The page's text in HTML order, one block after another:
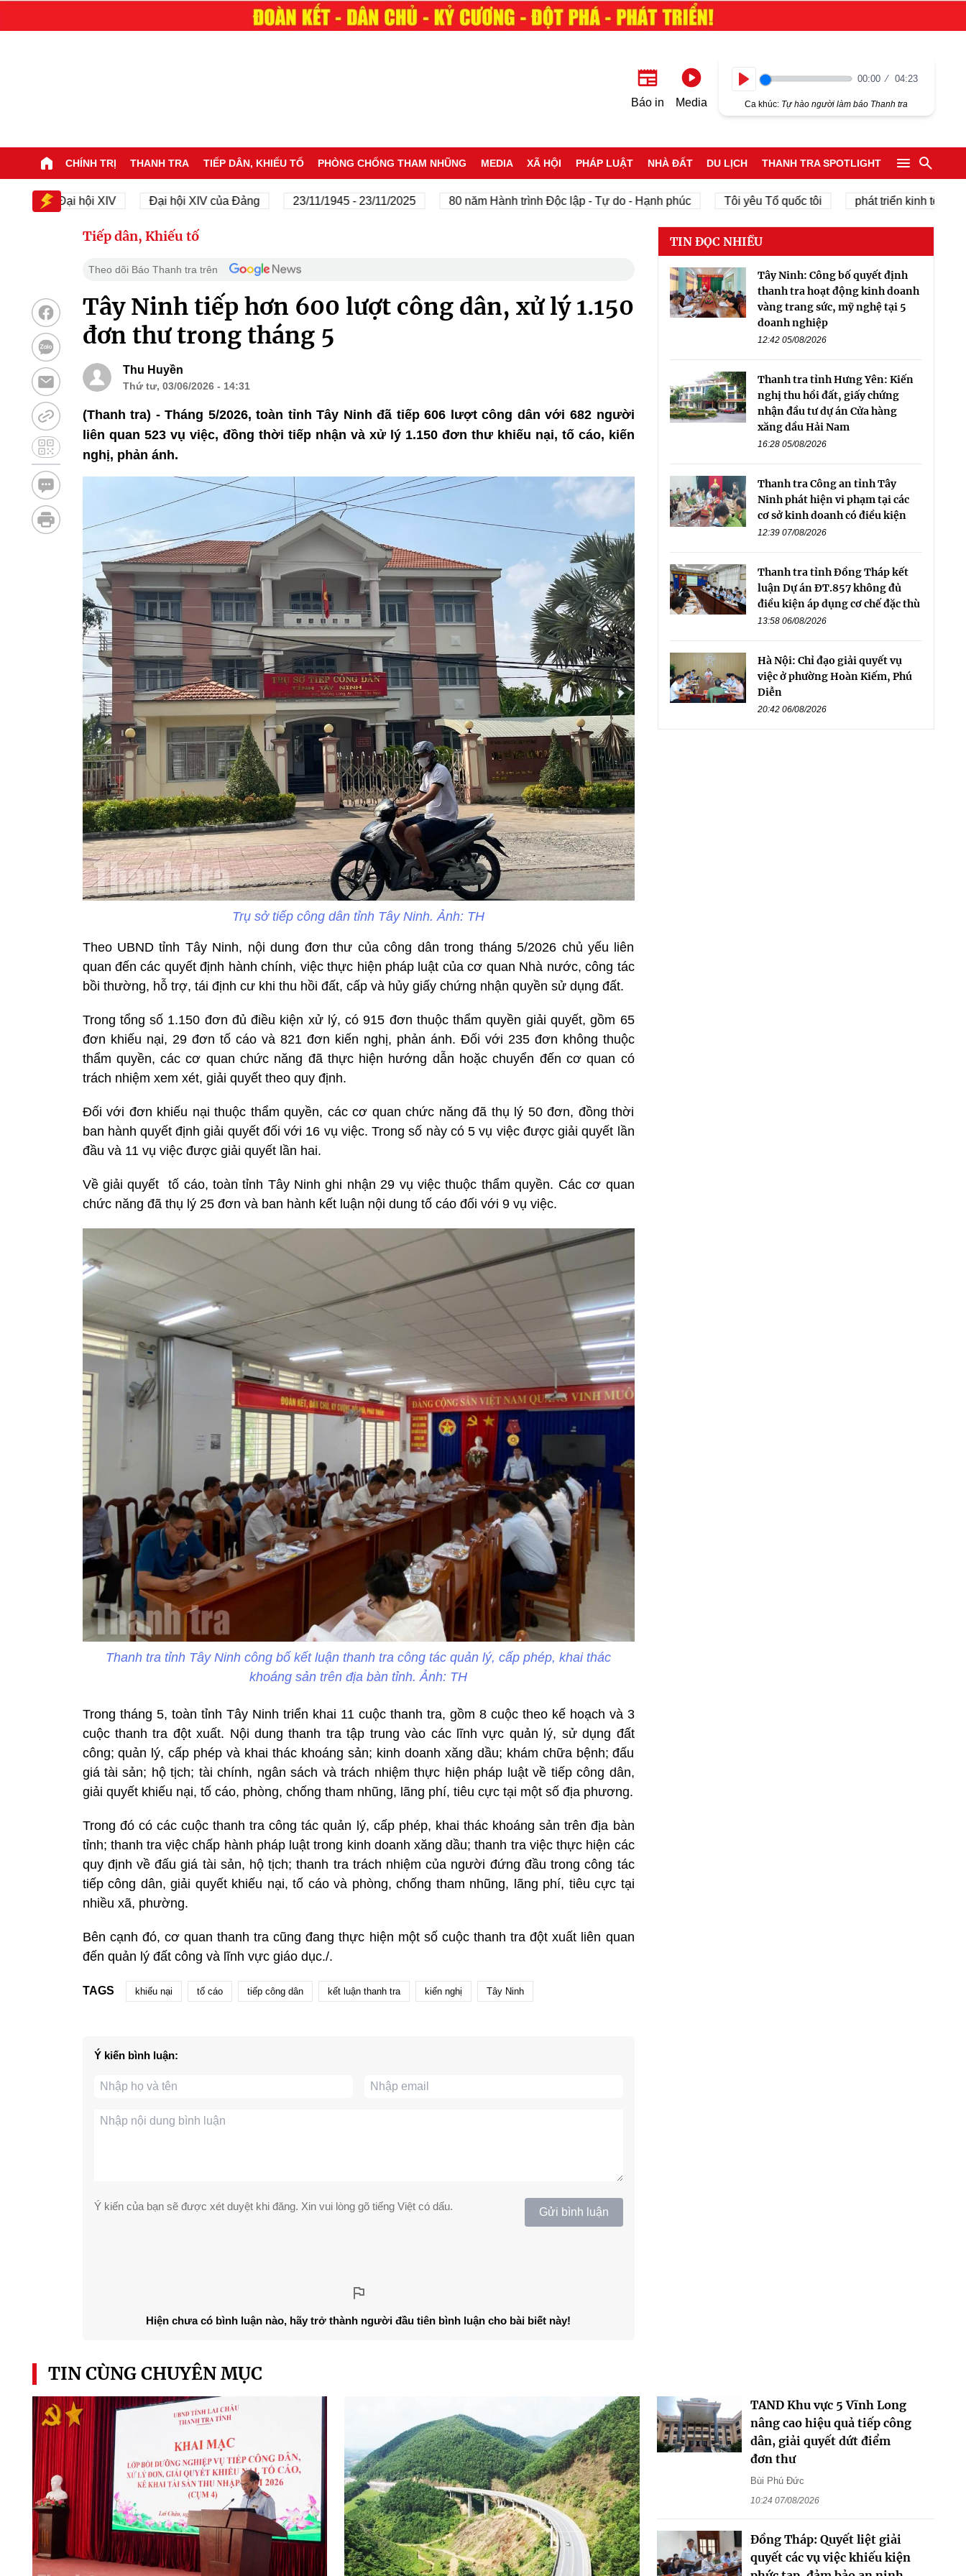
Báo in Media
00:00 04:23
Ca khúc: Tự hào người làm báo Thanh tra
CHÍNH TRỊ THANH TRA TIẾP DÂN, KHIẾU TỐ PHÒNG CHỐNG THAM NHŨNG MEDIA XÃ HỘI PHÁP LUẬT NHÀ ĐẤT DU LỊCH THANH TRA SPOTLIGHT
Đại hội XIV Đại hội XIV của Đảng 23/11/1945 - 23/11/2025 80 năm Hành trình Độc lập - Tự do - Hạnh phúc Tôi yêu Tổ quốc tôi phát triển kinh tế tư nhân
Tiếp dân, Khiếu tố
Theo dõi Báo Thanh tra trên
Tây Ninh tiếp hơn 600 lượt công dân, xử lý 1.150
đơn thư trong tháng 5
Thu Huyền
Thứ tư, 03/06/2026 - 14:31
(Thanh tra) - Tháng 5/2026, toàn tỉnh Tây Ninh đã tiếp 606 lượt công dân với 682 người
liên quan 523 vụ việc, đồng thời tiếp nhận và xử lý 1.150 đơn thư khiếu nại, tố cáo, kiến
nghị, phản ánh.
Trụ sở tiếp công dân tỉnh Tây Ninh. Ảnh: TH
Theo UBND tỉnh Tây Ninh, nội dung đơn thư của công dân trong tháng 5/2026 chủ yếu liên
quan đến các quyết định hành chính, việc thực hiện pháp luật của cơ quan Nhà nước, công tác
bồi thường, hỗ trợ, tái định cư khi thu hồi đất, cấp và hủy giấy chứng nhận quyền sử dụng đất.
Trong tổng số 1.150 đơn đủ điều kiện xử lý, có 915 đơn thuộc thẩm quyền giải quyết, gồm 65
đơn khiếu nại, 29 đơn tố cáo và 821 đơn kiến nghị, phản ánh. Đối với 235 đơn không thuộc
thẩm quyền, các cơ quan chức năng đã thực hiện hướng dẫn hoặc chuyển đến cơ quan có
trách nhiệm xem xét, giải quyết theo quy định.
Đối với đơn khiếu nại thuộc thẩm quyền, các cơ quan chức năng đã thụ lý 50 đơn, đồng thời
ban hành quyết định giải quyết đối với 16 vụ việc. Trong số này có 5 vụ việc được giải quyết lần
đầu và 11 vụ việc được giải quyết lần hai.
Về giải quyết tố cáo, toàn tỉnh Tây Ninh ghi nhận 29 vụ việc thuộc thẩm quyền. Các cơ quan
chức năng đã thụ lý 25 đơn và ban hành kết luận nội dung tố cáo đối với 9 vụ việc.
Thanh tra tỉnh Tây Ninh công bố kết luận thanh tra công tác quản lý, cấp phép, khai thác
khoáng sản trên địa bàn tỉnh. Ảnh: TH
Trong tháng 5, toàn tỉnh Tây Ninh triển khai 11 cuộc thanh tra, gồm 8 cuộc theo kế hoạch và 3
cuộc thanh tra đột xuất. Nội dung thanh tra tập trung vào các lĩnh vực quản lý, sử dụng đất
công; quản lý, cấp phép và khai thác khoáng sản; kinh doanh xăng dầu; khám chữa bệnh; đấu
giá tài sản; hộ tịch; tài chính, ngân sách và trách nhiệm thực hiện pháp luật về tiếp công dân,
giải quyết khiếu nại, tố cáo, phòng, chống tham nhũng, lãng phí, tiêu cực tại một số địa phương.
Trong đó có các cuộc thanh tra công tác quản lý, cấp phép, khai thác khoáng sản trên địa bàn
tỉnh; thanh tra việc chấp hành pháp luật trong kinh doanh xăng dầu; thanh tra việc thực hiện các
quy định về đấu giá tài sản, hộ tịch; thanh tra trách nhiệm của người đứng đầu trong công tác
tiếp công dân, giải quyết khiếu nại, tố cáo và phòng, chống tham nhũng, lãng phí, tiêu cực tại
nhiều xã, phường.
Bên cạnh đó, cơ quan thanh tra cũng đang thực hiện một số cuộc thanh tra đột xuất liên quan
đến quản lý đất công và lĩnh vực giáo dục./.
TAGS khiếu nại tố cáo tiếp công dân kết luận thanh tra kiến nghị Tây Ninh
Ý kiến bình luận:
Ý kiến của bạn sẽ được xét duyệt khi đăng. Xin vui lòng gõ tiếng Việt có dấu. Gửi bình luận
Hiện chưa có bình luận nào, hãy trở thành người đầu tiên bình luận cho bài biết này!
TIN ĐỌC NHIỀU
Tây Ninh: Công bố quyết định
thanh tra hoạt động kinh doanh
vàng trang sức, mỹ nghệ tại 5
doanh nghiệp
12:42 05/08/2026
Thanh tra tỉnh Hưng Yên: Kiến
nghị thu hồi đất, giấy chứng
nhận đầu tư dự án Cửa hàng
xăng dầu Hải Nam
16:28 05/08/2026
Thanh tra Công an tỉnh Tây
Ninh phát hiện vi phạm tại các
cơ sở kinh doanh có điều kiện
12:39 07/08/2026
Thanh tra tỉnh Đồng Tháp kết
luận Dự án ĐT.857 không đủ
điều kiện áp dụng cơ chế đặc thù
13:58 06/08/2026
Hà Nội: Chỉ đạo giải quyết vụ
việc ở phường Hoàn Kiếm, Phú
Diễn
20:42 06/08/2026
TIN CÙNG CHUYÊN MỤC
TAND Khu vực 5 Vĩnh Long
nâng cao hiệu quả tiếp công
dân, giải quyết dứt điểm
đơn thư
Bùi Phú Đức
10:24 07/08/2026
Đồng Tháp: Quyết liệt giải
quyết các vụ việc khiếu kiện